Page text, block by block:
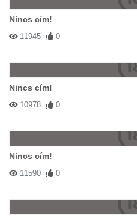
Nincs cím!
11945 0
Nincs cím!
10978 0
Nincs cím!
11590 0